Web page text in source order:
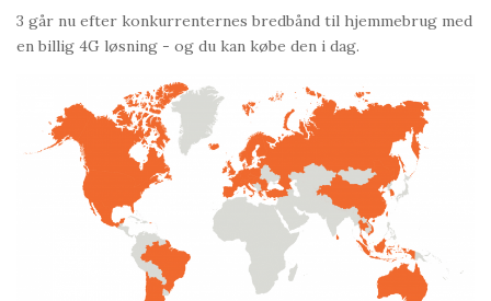
3 går nu efter konkurrenternes bredbånd til hjemmebrug med
en billig 4G løsning - og du kan købe den i dag.